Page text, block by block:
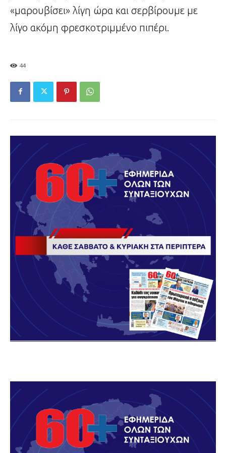
«μαρουβίσει» λίγη ώρα και σερβίρουμε με
λίγο ακόμη φρεσκοτριμμένο πιπέρι.
44